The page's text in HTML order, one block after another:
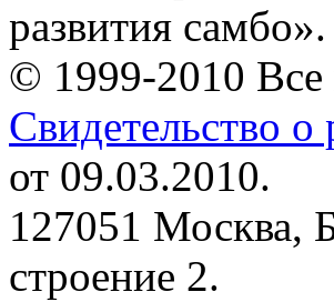
развития самбо».
© 1999-2010
Свидетельство
от 09.03.2010.
127051 Москва,
строение 2.